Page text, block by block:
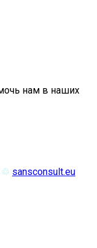
нам в наших
♲ sansconsult.eu